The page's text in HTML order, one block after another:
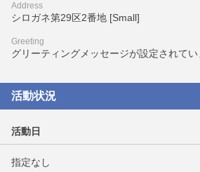
Address
シロガネ第29区2番地 [Small]
Greeting
グリーティングメッセージが設定されてい
活動状況
活動日
指定なし